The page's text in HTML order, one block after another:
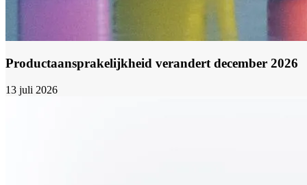
Productaansprakelijkheid verandert december 2026
13 juli 2026